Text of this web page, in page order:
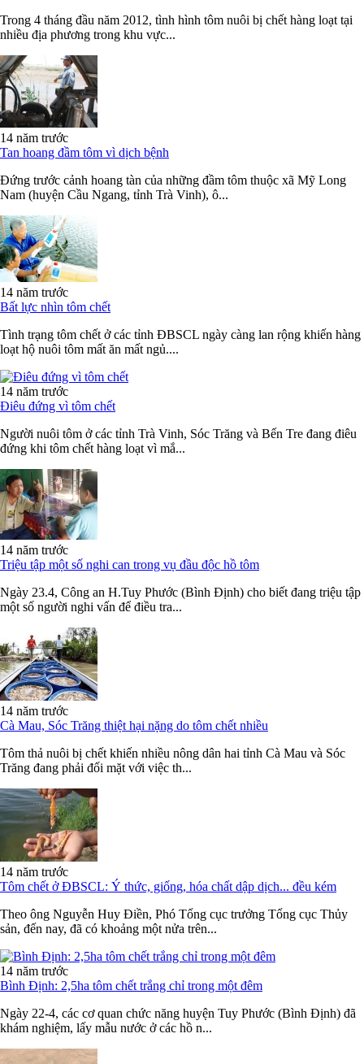
Trong 4 tháng đầu năm 2012, tình hình tôm nuôi bị chết hàng loạt tại
nhiều địa phương trong khu vực...
14 năm trước
Tan hoang đầm tôm vì dịch bệnh
Đứng trước cảnh hoang tàn của những đầm tôm thuộc xã Mỹ Long
Nam (huyện Cầu Ngang, tỉnh Trà Vinh), ô...
14 năm trước
Bất lực nhìn tôm chết
Tình trạng tôm chết ở các tỉnh ĐBSCL ngày càng lan rộng khiến hàng
loạt hộ nuôi tôm mất ăn mất ngủ....
14 năm trước
Điêu đứng vì tôm chết
Người nuôi tôm ở các tỉnh Trà Vinh, Sóc Trăng và Bến Tre đang điêu
đứng khi tôm chết hàng loạt vì mắ...
14 năm trước
Triệu tập một số nghi can trong vụ đầu độc hồ tôm
Ngày 23.4, Công an H.Tuy Phước (Bình Định) cho biết đang triệu tập
một số người nghi vấn để điều tra...
14 năm trước
Cà Mau, Sóc Trăng thiệt hại nặng do tôm chết nhiều
Tôm thả nuôi bị chết khiến nhiều nông dân hai tỉnh Cà Mau và Sóc
Trăng đang phải đối mặt với việc th...
14 năm trước
Tôm chết ở ĐBSCL: Ý thức, giống, hóa chất dập dịch... đều kém
Theo ông Nguyễn Huy Điền, Phó Tổng cục trưởng Tổng cục Thủy
sản, đến nay, đã có khoảng một nửa trên...
14 năm trước
Bình Định: 2,5ha tôm chết trắng chỉ trong một đêm
Ngày 22-4, các cơ quan chức năng huyện Tuy Phước (Bình Định) đã
khám nghiệm, lấy mẫu nước ở các hồ n...